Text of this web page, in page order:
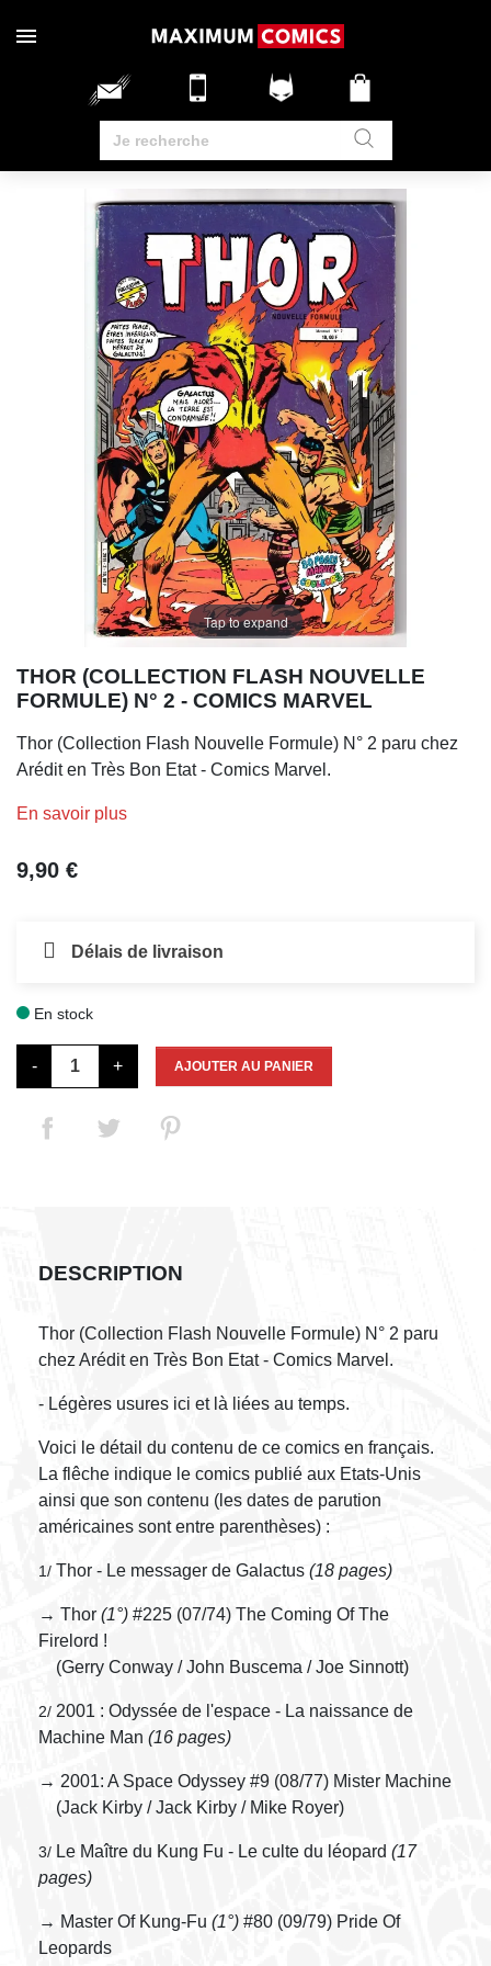
Tap to expand
THOR (COLLECTION FLASH NOUVELLE
FORMULE) N° 2 - COMICS MARVEL
Thor (Collection Flash Nouvelle Formule) N° 2 paru chez
Arédit en Très Bon Etat - Comics Marvel.
En savoir plus
9,90 €
Délais de livraison
En stock
- + AJOUTER AU PANIER
DESCRIPTION
Thor (Collection Flash Nouvelle Formule) N° 2 paru
chez Arédit en Très Bon Etat - Comics Marvel.
- Légères usures ici et là liées au temps.
Voici le détail du contenu de ce comics en français.
La flêche indique le comics publié aux Etats-Unis
ainsi que son contenu (les dates de parution
américaines sont entre parenthèses) :
1/ Thor - Le messager de Galactus (18 pages)
→ Thor (1°) #225 (07/74) The Coming Of The
Firelord !
(Gerry Conway / John Buscema / Joe Sinnott)
2/ 2001 : Odyssée de l'espace - La naissance de
Machine Man (16 pages)
→ 2001: A Space Odyssey #9 (08/77) Mister Machine
(Jack Kirby / Jack Kirby / Mike Royer)
3/ Le Maître du Kung Fu - Le culte du léopard (17
pages)
→ Master Of Kung-Fu (1°) #80 (09/79) Pride Of
Leopards